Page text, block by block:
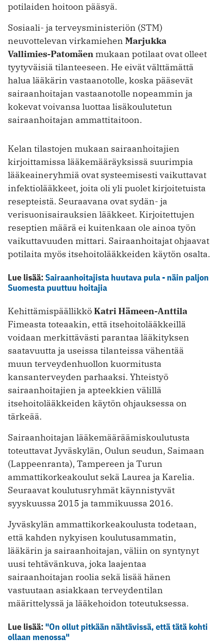
potilaiden hoitoon pääsyä.
Sosiaali- ja terveysministeriön (STM)
neuvottelevan virkamiehen Marjukka
Vallimies-Patomäen mukaan potilaat ovat olleet
tyytyväisiä tilanteeseen. He eivät välttämättä
halua lääkärin vastaanotolle, koska pääsevät
sairaanhoitajan vastaanotolle nopeammin ja
kokevat voivansa luottaa lisäkoulutetun
sairaanhoitajan ammattitaitoon.
Kelan tilastojen mukaan sairaanhoitajien
kirjoittamissa lääkemääräyksissä suurimpia
lääkeaineryhmiä ovat systeemisesti vaikuttavat
infektiolääkkeet, joita oli yli puolet kirjoitetuista
resepteistä. Seuraavana ovat sydän- ja
verisuonisairauksien lääkkeet. Kirjoitettujen
reseptien määrä ei kuitenkaan ole ainoa työn
vaikuttavuuden mittari. Sairaanhoitajat ohjaavat
potilaita myös itsehoitolääkkeiden käytön osalta.
Lue lisää:Sairaanhoitajista huutava pula - näin paljon
Suomesta puuttuu hoitajia
KehittämispäällikköKatri Hämeen-Anttila
Fimeasta toteaakin, että itsehoitolääkkeillä
voidaan merkittävästi parantaa lääkityksen
saatavuutta ja useissa tilanteissa vähentää
muun terveydenhuollon kuormitusta
kansanterveyden parhaaksi. Yhteistyö
sairaanhoitajien ja apteekkien välillä
itsehoitolääkkeiden käytön ohjauksessa on
tärkeää.
Sairaanhoitajan lääkemääräämiskoulutusta
toteuttavat Jyväskylän, Oulun seudun, Saimaan
(Lappeenranta), Tampereen ja Turun
ammattikorkeakoulut sekä Laurea ja Karelia.
Seuraavat koulutusryhmät käynnistyvät
syyskuussa 2015 ja tammikuussa 2016.
Jyväskylän ammattikorkeakoulusta todetaan,
että kahden nykyisen koulutusammatin,
lääkärin ja sairaanhoitajan, väliin on syntynyt
uusi tehtävänkuva, joka laajentaa
sairaanhoitajan roolia sekä lisää hänen
vastuutaan asiakkaan terveydentilan
määrittelyssä ja lääkehoidon toteutuksessa.
Lue lisää: "On ollut pitkään nähtävissä, että tätä kohti
ollaan menossa"